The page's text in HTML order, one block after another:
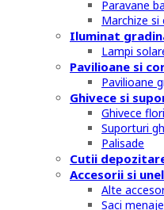
Paravane
Marchize
Iluminat
Lampi
Pavilioane si
Pavilioane
Ghivece si
Ghivece flori
Suporturi
Palisade
Cutii
Accesorii si
Alte
Saci